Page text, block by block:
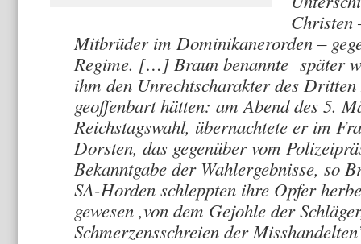
Christen
Mitbrüder im Dominikanerorden –
Regime. […] Braun benannte später
ihm den Unrechtscharakter des
geoffenbart hätten: am Abend des 5.
Reichstagswahl, übernachtete er im
Dorsten, das gegenüber vom
Bekanntgabe der Wahlergebnisse, so
SA-Horden schleppten ihre Opfer
gewesen ,von dem Gejohle der
Schmerzensschreien der